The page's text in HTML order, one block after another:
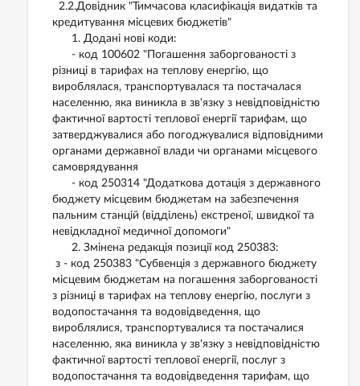
2.2.Довідник "Тимчасова класифікація видатків та
кредитування місцевих бюджетів"
1. Додані нові коди:
- код 100602 "Погашення заборгованості з
різниці в тарифах на теплову енергію, що
вироблялася, транспортувалася та постачалася
населенню, яка виникла в зв'язку з невідповідністю
фактичної вартості теплової енергії тарифам, що
затверджувалися або погоджувалися відповідними
органами державної влади чи органами місцевого
самоврядування
- код 250314 "Додаткова дотація з державного
бюджету місцевим бюджетам на забезпечення
пальним станцій (відділень) екстреної, швидкої та
невідкладної медичної допомоги"
2. Змінена редакція позиції код 250383:
з - код 250383 "Субвенція з державного бюджету
місцевим бюджетам на погашення заборгованості
з різниці в тарифах на теплову енергію, послуги з
водопостачання та водовідведення, що
вироблялися, транспортувалися та постачалися
населенню, яка виникла у зв'язку з невідповідністю
фактичної вартості теплової енергії, послуг з
водопостачання та водовідведення тарифам, що